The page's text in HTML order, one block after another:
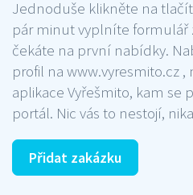
Jednoduše klikněte na
pár minut vyplníte formulář
čekáte na první nabídky.
profil na www.vyresmito.cz
aplikace Vyřešmito, kam se
portál. Nic vás to nestojí,
Přidat zakázku